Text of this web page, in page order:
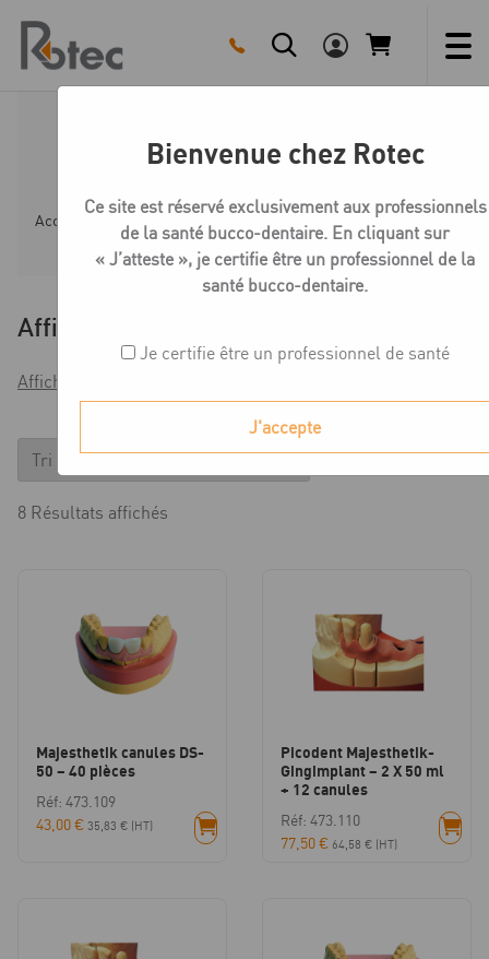
content
Fausse gencive
Accueil Boutique Préparation du modèle
Affiner
Afficher les filtres
8 Résultats affichés
Majesthetik canules DS-
50 – 40 pièces
Réf: 473.109
43,00€ 35,83 € (HT)
Picodent Majesthetik-
Gingimplant – 2 X 50 ml
+ 12 canules
Réf: 473.110
77,50€ 64,58 € (HT)
Bienvenue chez Rotec
Ce site est réservé exclusivement aux professionnels
de la santé bucco-dentaire. En cliquant sur
« J’atteste », je certifie être un professionnel de la
santé bucco-dentaire.
Je certifie être un professionnel de santé
J'accepte